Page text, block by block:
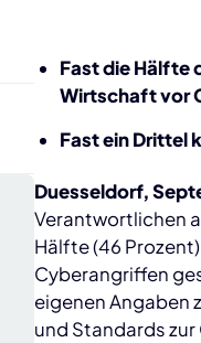
Fast die Hälfte
Wirtschaft vor
Fast ein Drittel
Duesseldorf,
Verantwortlichen
Hälfte (46
Cyberangriffen
eigenen Angaben
und Standards